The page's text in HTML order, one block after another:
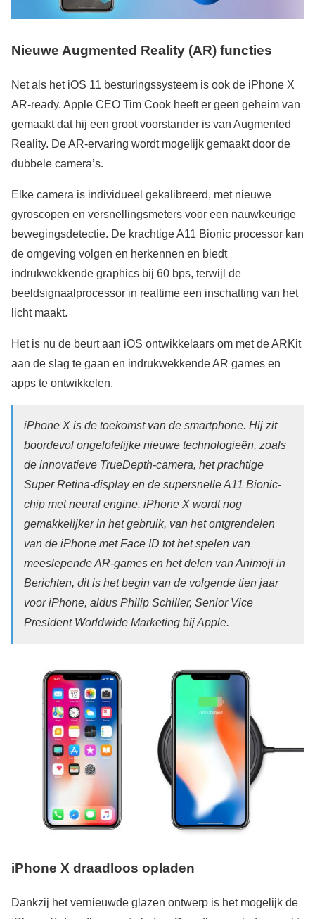
Nieuwe Augmented Reality (AR) functies
Net als het iOS 11 besturingssysteem is ook de iPhone X
AR-ready. Apple CEO Tim Cook heeft er geen geheim van
gemaakt dat hij een groot voorstander is van Augmented
Reality. De AR-ervaring wordt mogelijk gemaakt door de
dubbele camera’s.
Elke camera is individueel gekalibreerd, met nieuwe
gyroscopen en versnellingsmeters voor een nauwkeurige
bewegingsdetectie. De krachtige A11 Bionic processor kan
de omgeving volgen en herkennen en biedt
indrukwekkende graphics bij 60 bps, terwijl de
beeldsignaalprocessor in realtime een inschatting van het
licht maakt.
Het is nu de beurt aan iOS ontwikkelaars om met de ARKit
aan de slag te gaan en indrukwekkende AR games en
apps te ontwikkelen.
iPhone X is de toekomst van de smartphone. Hij zit
boordevol ongelofelijke nieuwe technologieën, zoals
de innovatieve TrueDepth-camera, het prachtige
Super Retina-display en de supersnelle A11 Bionic-
chip met neural engine. iPhone X wordt nog
gemakkelijker in het gebruik, van het ontgrendelen
van de iPhone met Face ID tot het spelen van
meeslepende AR-games en het delen van Animoji in
Berichten, dit is het begin van de volgende tien jaar
voor iPhone, aldus Philip Schiller, Senior Vice
President Worldwide Marketing bij Apple.
iPhone X draadloos opladen
Dankzij het vernieuwde glazen ontwerp is het mogelijk de